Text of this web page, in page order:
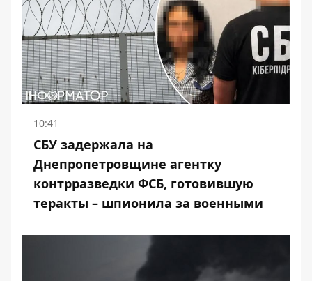
10:41
СБУ задержала на
Днепропетровщине агентку
контрразведки ФСБ, готовившую
теракты – шпионила за военными